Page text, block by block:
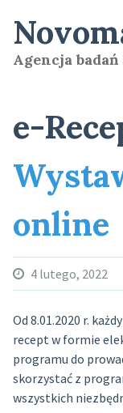
content
Agencja
e-
online
4 lutego, 2022
Od 8.01.2020 r.
recept w formie
programu do
skorzystać z
wszystkich